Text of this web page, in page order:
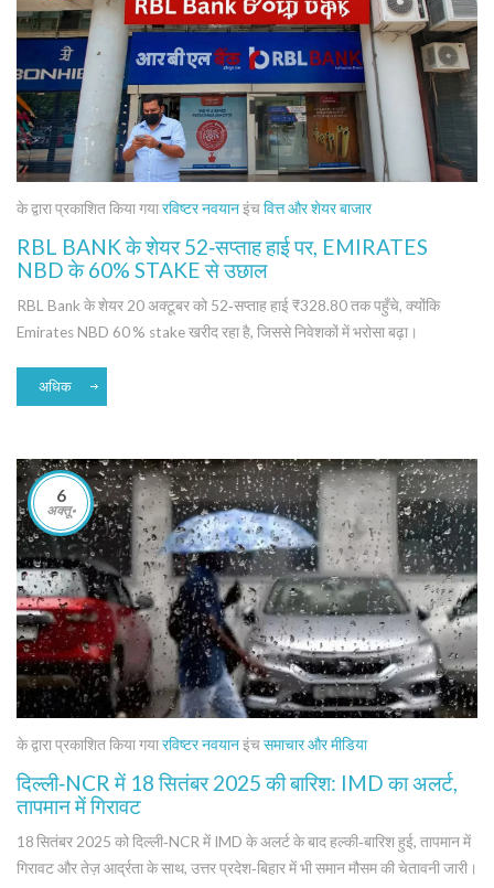
के द्वारा प्रकाशित किया गयारविष्टर नवयानइंचवित्त और शेयर बाजार
RBL BANK के शेयर 52‑सप्ताह हाई पर, EMIRATES
NBD के 60% STAKE से उछाल
RBL Bank के शेयर 20 अक्टूबर को 52‑सप्ताह हाई ₹328.80 तक पहुँचे, क्योंकि
Emirates NBD 60 % stake खरीद रहा है, जिससे निवेशकों में भरोसा बढ़ा।
अधिक
6
अक्तू॰
के द्वारा प्रकाशित किया गयारविष्टर नवयानइंचसमाचार और मीडिया
दिल्ली‑NCR में 18 सितंबर 2025 की बारिश: IMD का अलर्ट,
तापमान में गिरावट
18 सितंबर 2025 को दिल्ली‑NCR में IMD के अलर्ट के बाद हल्की‑बारिश हुई, तापमान में
गिरावट और तेज़ आर्द्रता के साथ, उत्तर प्रदेश‑बिहार में भी समान मौसम की चेतावनी जारी।